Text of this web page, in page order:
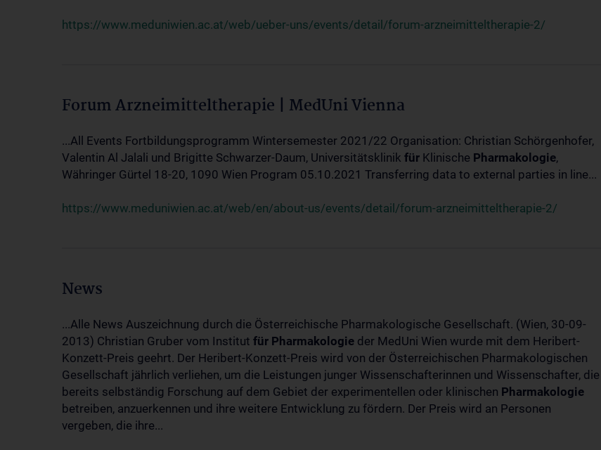
https://www.meduniwien.ac.at/web/ueber-uns/events/detail/forum-arzneimitteltherapie-2/
Forum Arzneimitteltherapie | MedUni Vienna
...All Events Fortbildungsprogramm Wintersemester 2021/22 Organisation: Christian Schörgenhofer,
Valentin Al Jalali und Brigitte Schwarzer-Daum, Universitätsklinik für Klinische Pharmakologie,
Währinger Gürtel 18-20, 1090 Wien Program 05.10.2021 Transferring data to external parties in line...
https://www.meduniwien.ac.at/web/en/about-us/events/detail/forum-arzneimitteltherapie-2/
News
...Alle News Auszeichnung durch die Österreichische Pharmakologische Gesellschaft. (Wien, 30-09-
2013) Christian Gruber vom Institut für Pharmakologie der MedUni Wien wurde mit dem Heribert-
Konzett-Preis geehrt. Der Heribert-Konzett-Preis wird von der Österreichischen Pharmakologischen
Gesellschaft jährlich verliehen, um die Leistungen junger Wissenschafterinnen und Wissenschafter, die
bereits selbständig Forschung auf dem Gebiet der experimentellen oder klinischen Pharmakologie
betreiben, anzuerkennen und ihre weitere Entwicklung zu fördern. Der Preis wird an Personen
vergeben, die ihre...